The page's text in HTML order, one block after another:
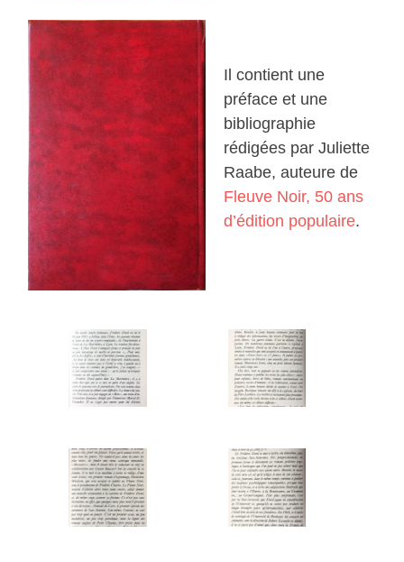
Il contient une
préface et une
bibliographie
rédigées par Juliette
Raabe, auteure de
Fleuve Noir, 50 ans
d’édition populaire.